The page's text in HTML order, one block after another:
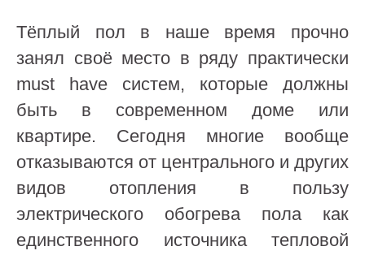
Тёплый пол в наше время прочно
занял своё место в ряду практически
must have систем, которые должны
быть в современном доме или
квартире. Сегодня многие вообще
отказываются от центрального и других
видов отопления в пользу
электрического обогрева пола как
единственного источника тепловой